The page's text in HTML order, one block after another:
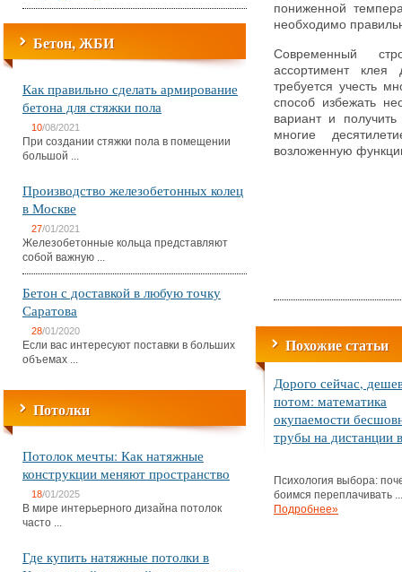
Бетон, ЖБИ
Как правильно сделать армирование
бетона для стяжки пола
10/08/2021
При создании стяжки пола в помещении
большой ...
Производство железобетонных колец
в Москве
27/01/2021
Железобетонные кольца представляют
собой важную ...
Бетон с доставкой в любую точку
Саратова
28/01/2020
Если вас интересуют поставки в больших
объемах ...
Потолки
Потолок мечты: Как натяжные
конструкции меняют пространство
18/01/2025
В мире интерьерного дизайна потолок
часто ...
Где купить натяжные потолки в
пониженной
необходимо
Современный
ассортимент клея
требуется учесть
способ избежать
вариант и
многие
возложенную
Похожие статьи
Дорого сейчас,
потом: математика
окупаемости
трубы на дистанции
Психология выбора:
боимся переплачивать ...
Подробнее»